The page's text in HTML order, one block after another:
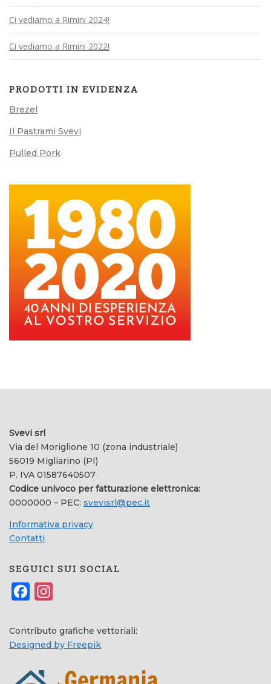
Ci vediamo a Rimini 2024!
Ci vediamo a Rimini 2022!
PRODOTTI IN EVIDENZA
Brezel
Il Pastrami Svevi
Pulled Pork
Svevi srl
Via del Moriglione 10 (zona industriale)
56019 Migliarino (PI)
P. IVA 01587640507
Codice univoco per fatturazione elettronica:
0000000 – PEC: svevisrl@pec.it
Informativa privacy
Contatti
SEGUICI SUI SOCIAL
Facebook
Contributo grafiche vettoriali:
Designed by Freepik